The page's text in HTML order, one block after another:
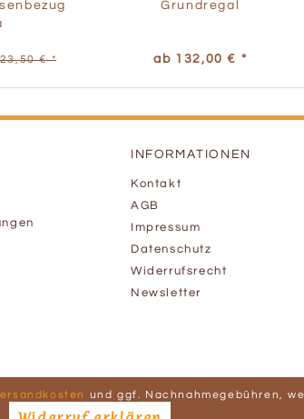
23,50 € *
Grundregal
ab 132,00 € *
INFORMATIONEN
Kontakt
AGB
Impressum
Datenschutz
Widerrufsrecht
Newsletter
und ggf. Nachnahmegebühren,